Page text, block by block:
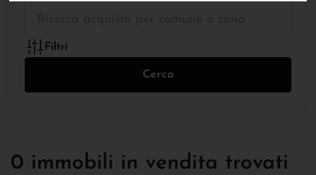
Filtri
Cerca
0 immobili in vendita trovati